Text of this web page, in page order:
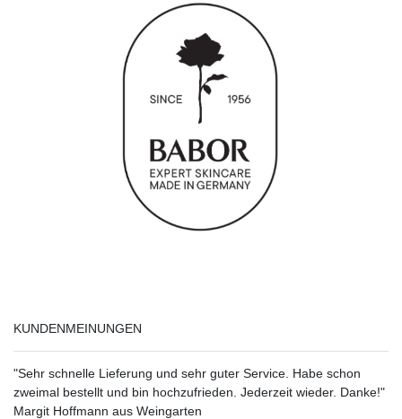
KUNDENMEINUNGEN
"Sehr schnelle Lieferung und sehr guter Service. Habe schon
zweimal bestellt und bin hochzufrieden. Jederzeit wieder. Danke!"
Margit Hoffmann aus Weingarten